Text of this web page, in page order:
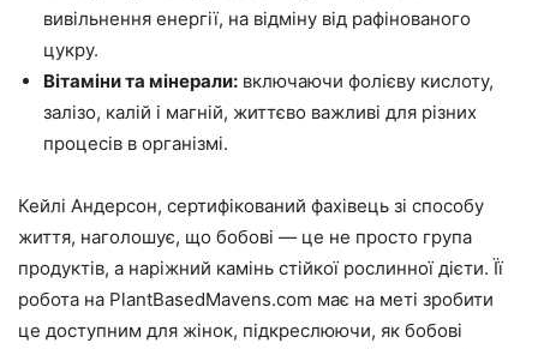
вивільнення енергії, на відміну від рафінованого
цукру.
Вітаміни та мінерали: включаючи фолієву кислоту,
залізо, калій і магній, життєво важливі для різних
процесів в організмі.
Кейлі Андерсон, сертифікований фахівець зі способу
життя, наголошує, що бобові — це не просто група
продуктів, а наріжний камінь стійкої рослинної дієти. Її
робота на PlantBasedMavens.com має на меті зробити
це доступним для жінок, підкреслюючи, як бобові